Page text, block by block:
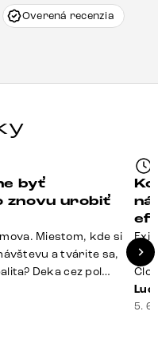
pristúpili
produkty Delife
Overená recenzia
byť
znovu urobiť
Miestom, kde si
a tvárite sa,
Deka cez pol
konferenčný stolík
po balzam
si
5.